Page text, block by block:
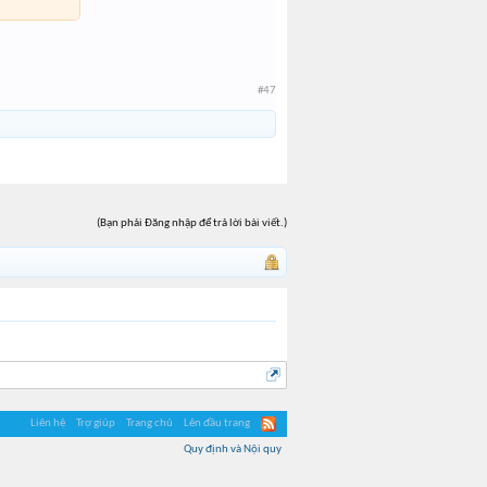
#47
(Bạn phải Đăng nhập để trả lời bài viết.)
Liên hệ Trợ giúp Trang chủ Lên đầu trang
Quy định và Nội quy